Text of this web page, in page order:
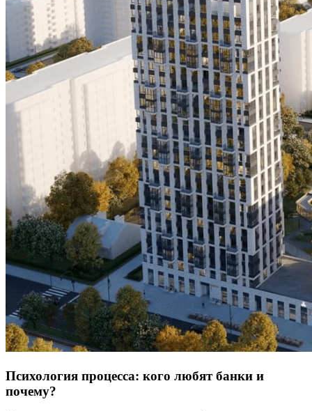
Психология процесса: кого любят банки и
почему?